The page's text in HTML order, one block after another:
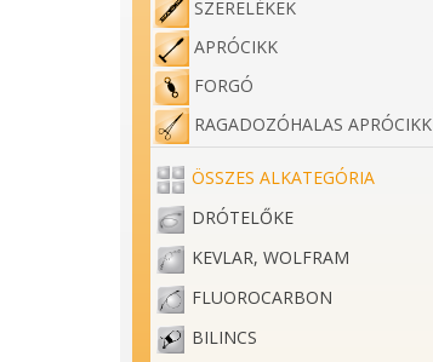
SZERELÉKEK
APRÓCIKK
FORGÓ
RAGADOZÓHALAS APRÓCIKK
ÖSSZES ALKATEGÓRIA
DRÓTELŐKE
KEVLAR, WOLFRAM
FLUOROCARBON
BILINCS